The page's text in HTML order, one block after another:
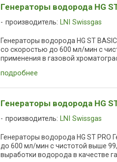
Генераторы водорода HG
производитель: LNI Swissgas
Генераторы водорода HG ST
со скоростью до 600 мл/мин с
применения в газовой
подробнее
Генераторы водорода HG
производитель: LNI Swissgas
Генераторы водорода HG ST
до 600 мл/мин с чистотой выше
выработки водорода в качестве